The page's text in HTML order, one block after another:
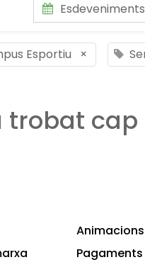
Esportiu ×
trobat
Pagaments